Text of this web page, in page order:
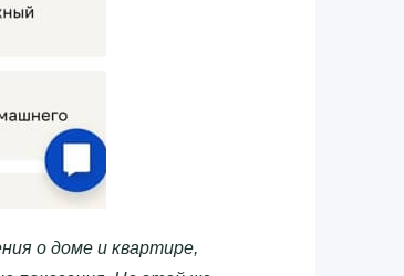
о доме и квартире,